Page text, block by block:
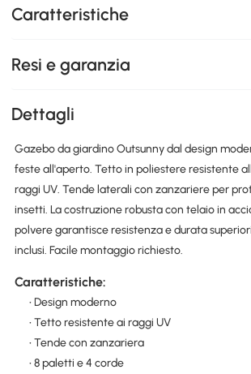
Caratteristiche
Resi e garanzia
Dettagli
Gazebo da giardino Outsunny dal design
feste all'aperto. Tetto in poliestere resistente
raggi UV. Tende laterali con zanzariere per
insetti. La costruzione robusta con telaio in
polvere garantisce resistenza e durata
inclusi. Facile montaggio richiesto.
Caratteristiche:
• Design moderno
• Tetto resistente ai raggi UV
• Tende con zanzariera
• 8 paletti e 4 corde